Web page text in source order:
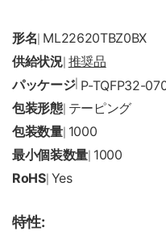
形名 ML22620TBZ0BX
供給状況| 推奨品
パッケージ| P-TQFP32-
包装形態| テーピング
包装数量| 1000
最小個装数量 1000
RoHS| Yes
特性: